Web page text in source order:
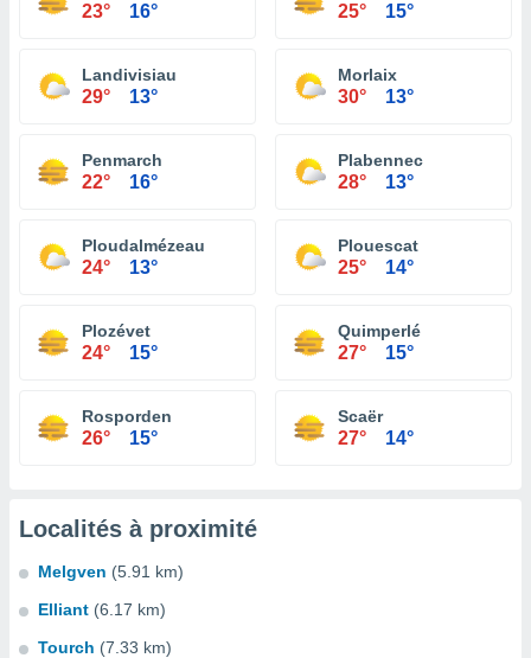
23° 16° 25° 15°
Landivisiau
29° 13°
Morlaix
30° 13°
Penmarch
22° 16°
Plabennec
28° 13°
Ploudalmézeau
24° 13°
Plouescat
25° 14°
Plozévet
24° 15°
Quimperlé
27° 15°
Rosporden
26° 15°
Scaër
27° 14°
Localités à proximité
Melgven (5.91 km)
Elliant (6.17 km)
Tourch (7.33 km)